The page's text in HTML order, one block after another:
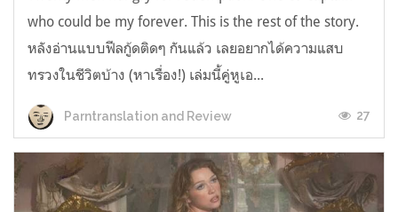
who could be my forever. This is the rest of the story.
หลังอ่านแบบฟีลกู้ดติดๆ กันแล้ว เลยอยากได้ความแสบ
ทรวงในชีวิตบ้าง (หาเรื่อง!) เล่มนี้คู่หูเอ...
Parntranslation and Review 27